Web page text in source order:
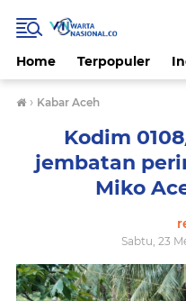
Home Terpopuler
› Kabar Aceh
Kodim
jembatan
Miko
Sabtu, 23